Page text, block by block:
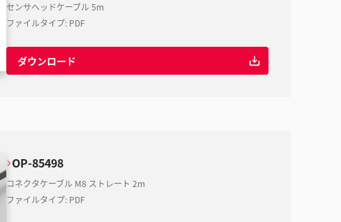
センサヘッドケーブル 5m
ファイルタイプ: PDF
ダウンロード
OP-85498
コネクタケーブル M8 ストレート 2m
ファイルタイプ: PDF